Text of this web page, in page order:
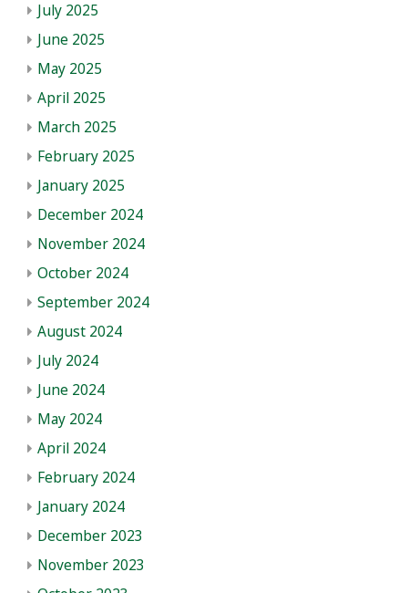
July 2025
June 2025
May 2025
April 2025
March 2025
February 2025
January 2025
December 2024
November 2024
October 2024
September 2024
August 2024
July 2024
June 2024
May 2024
April 2024
February 2024
January 2024
December 2023
November 2023